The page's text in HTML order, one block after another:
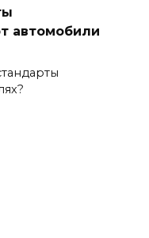
автомобили